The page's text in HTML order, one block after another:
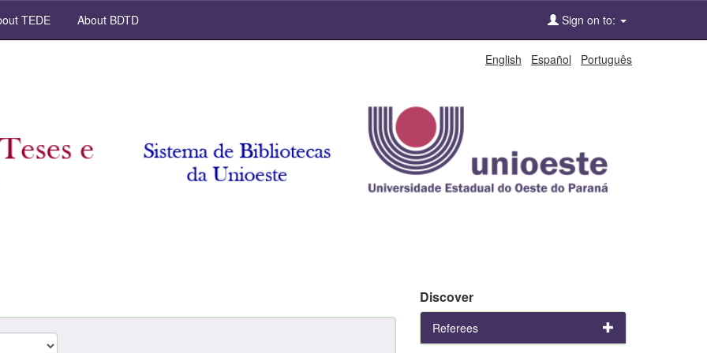
TEDE About BDTD Sign on to:
English Español Português
Discover
Referees